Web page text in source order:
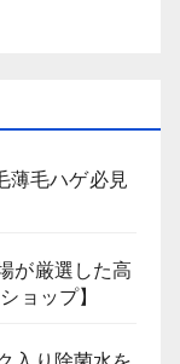
薄毛ハゲ必見
が厳選した高
ョップ】